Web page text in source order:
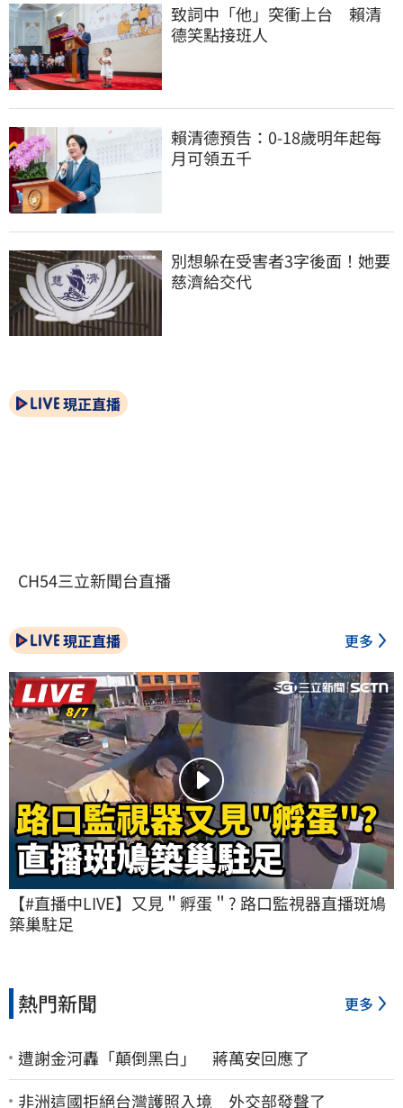
致詞中「他」突衝上台　賴清
德笑點接班人
賴清德預告：0-18歲明年起每
月可領五千
別想躲在受害者3字後面！她要
慈濟給交代
現正直播
CH54三立新聞台直播
現正直播 更多
【#直播中LIVE】又見＂孵蛋＂? 路口監視器直播斑鳩
築巢駐足
熱門新聞 更多
遭謝金河轟「顛倒黑白」 蔣萬安回應了
非洲這國拒絕台灣護照入境 外交部發聲了